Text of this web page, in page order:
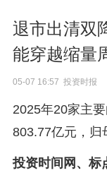
退市出清双
能穿越缩量
05-07 16:57 投资时报
2025年20家主
803.77亿元，归
投资时间网、标